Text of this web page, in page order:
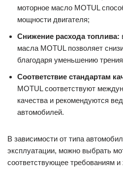
моторное масло MOTUL
мощности двигателя;
Снижение расхода топлива:
масла MOTUL позволяет
благодаря уменьшению трения
Соответствие стандартам
MOTUL соответствуют
качества и рекомендуются
автомобилей.
В зависимости от типа
эксплуатации, можно выбрать
соответствующее требованиям и